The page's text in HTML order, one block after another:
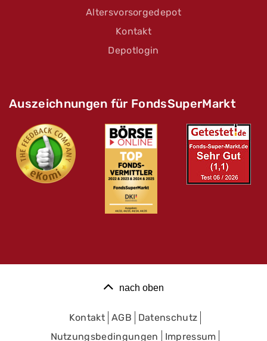
Altersvorsorgedepot
Kontakt
Depotlogin
Auszeichnungen für FondsSuperMarkt
nach oben
Kontakt AGB
Datenschutz
Nutzungsbedingungen
Impressum